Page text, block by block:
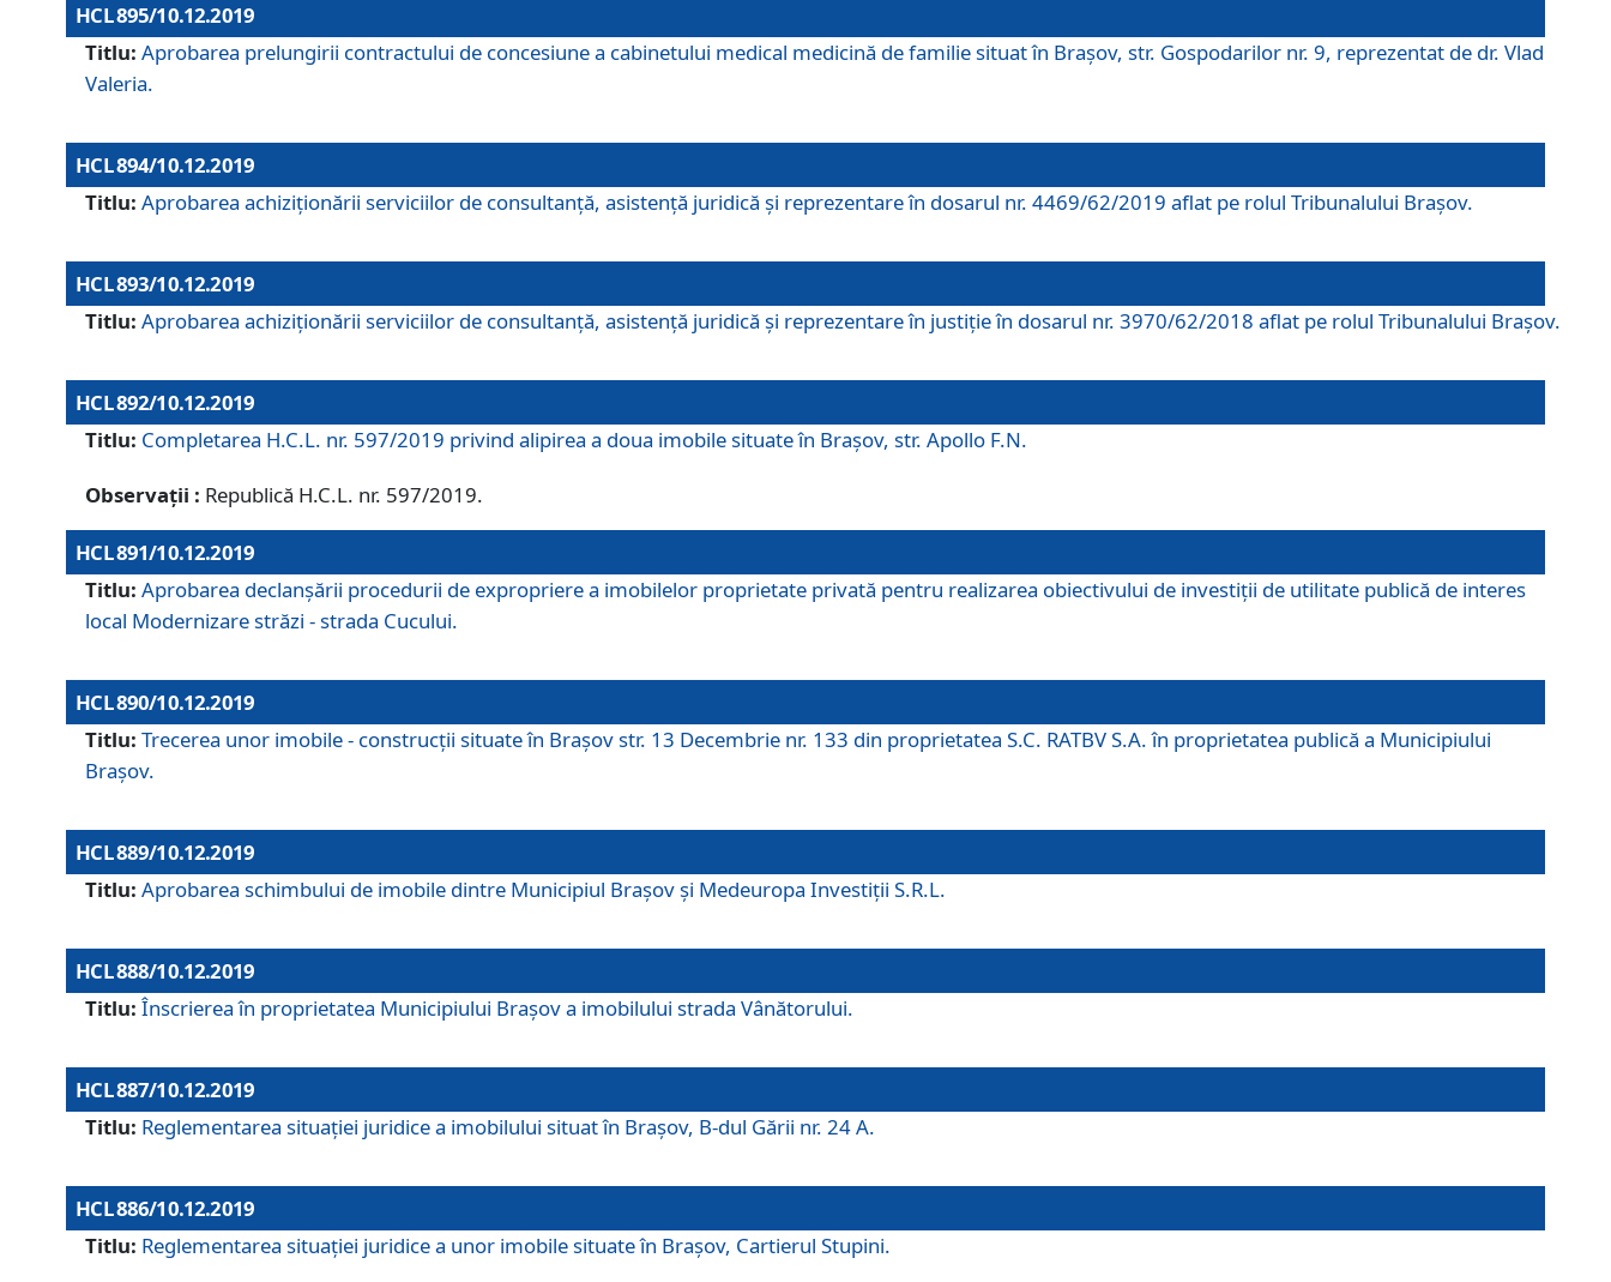
HCL 895/10.12.2019
Titlu: Aprobarea prelungirii contractului de concesiune a cabinetului medical medicină de familie situat în Braşov, str. Gospodarilor nr. 9, reprezentat de dr. Vlad
Valeria.
HCL 894/10.12.2019
Titlu: Aprobarea achiziţionării serviciilor de consultanţă, asistenţă juridică şi reprezentare în dosarul nr. 4469/62/2019 aflat pe rolul Tribunalului Braşov.
HCL 893/10.12.2019
Titlu: Aprobarea achiziţionării serviciilor de consultanţă, asistenţă juridică şi reprezentare în justiţie în dosarul nr. 3970/62/2018 aflat pe rolul Tribunalului Braşov.
HCL 892/10.12.2019
Titlu: Completarea H.C.L. nr. 597/2019 privind alipirea a doua imobile situate în Brașov, str. Apollo F.N.
Observații : Republică H.C.L. nr. 597/2019.
HCL 891/10.12.2019
Titlu: Aprobarea declanșării procedurii de expropriere a imobilelor proprietate privată pentru realizarea obiectivului de investiții de utilitate publică de interes
local Modernizare străzi - strada Cucului.
HCL 890/10.12.2019
Titlu: Trecerea unor imobile - construcții situate în Brașov str. 13 Decembrie nr. 133 din proprietatea S.C. RATBV S.A. în proprietatea publică a Municipiului
Brașov.
HCL 889/10.12.2019
Titlu: Aprobarea schimbului de imobile dintre Municipiul Brașov și Medeuropa Investiții S.R.L.
HCL 888/10.12.2019
Titlu: Înscrierea în proprietatea Municipiului Braşov a imobilului strada Vânătorului.
HCL 887/10.12.2019
Titlu: Reglementarea situației juridice a imobilului situat în Brașov, B-dul Gării nr. 24 A.
HCL 886/10.12.2019
Titlu: Reglementarea situaţiei juridice a unor imobile situate în Braşov, Cartierul Stupini.